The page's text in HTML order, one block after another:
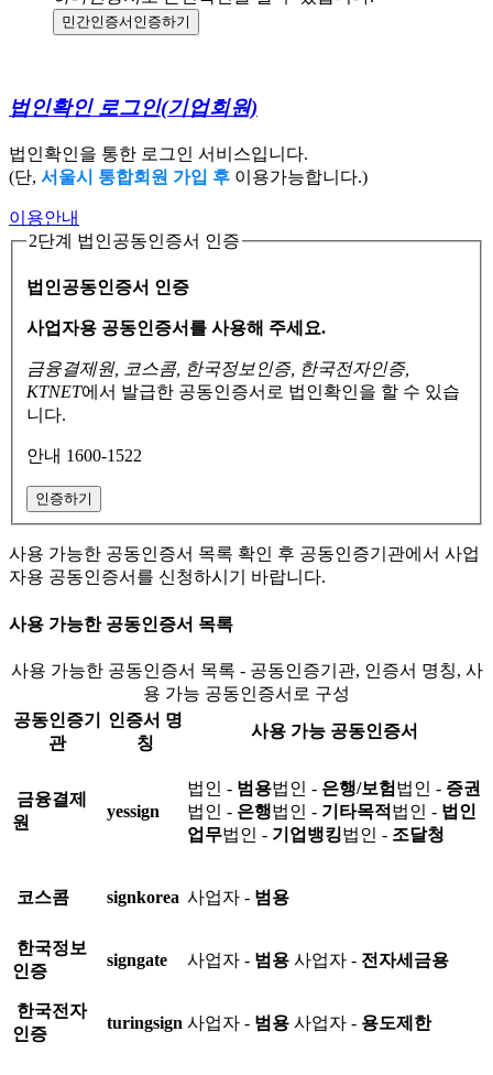
민간인증서 인증하기
법인확인 로그인(기업회원)
법인확인을 통한 로그인 서비스입니다.
(단, 서울시 통합회원 가입 후 이용가능합니다.)
이용안내
2단계 법인공동인증서 인증
법인공동인증서 인증
사업자용 공동인증서를 사용해 주세요.
금융결제원, 코스콤, 한국정보인증, 한국전자인증,
KTNET에서 발급한 공동인증서로 법인확인을 할 수 있습
니다.
안내 1600-1522
인증하기
사용 가능한 공동인증서 목록 확인 후 공동인증기관에서 사업
자용 공동인증서를 신청하시기 바랍니다.
사용 가능한 공동인증서 목록
사용 가능한 공동인증서 목록 - 공동인증기관, 인증서 명칭, 사
용 가능 공동인증서로 구성
공동인증기
관
인증서 명
칭
사용 가능 공동인증서
금융결제
원
yessign
법인 - 범용법인 - 은행/보험 법인 - 증권
법인 - 은행법인 - 기타목적 법인 - 법인
업무법인 - 기업뱅킹법인 - 조달청
코스콤 signkorea 사업자 - 범용
한국정보
인증
signgate 사업자 - 범용 사업자 - 전자세금용
한국전자
인증
turingsign 사업자 - 범용 사업자 - 용도제한